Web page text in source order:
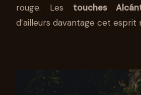
rouge. Les touches
d’ailleurs davantage cet esprit